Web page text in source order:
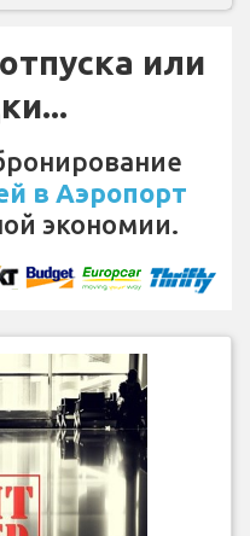
или
в Аэропорт
экономии.